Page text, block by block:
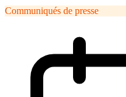
Communiqués de presse